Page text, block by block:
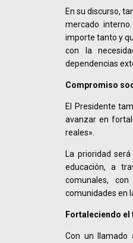
En su discurso,
mercado
importe tanto y
con la
dependencias
Compromiso
El Presidente
avanzar en
reales».
La prioridad
educación, a
comunales,
comunidades en
Fortaleciendo
Con un